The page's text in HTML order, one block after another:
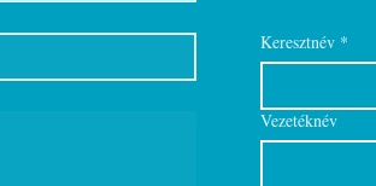
Keresztnév *
Vezetéknév